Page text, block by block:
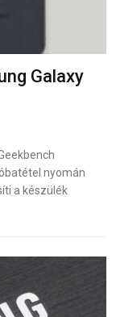
Galaxy
nyomán
a készülék